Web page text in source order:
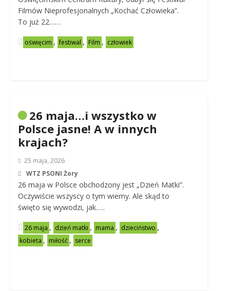
Filmów Nieprofesjonalnych „Kochać Człowieka”.
To już 22……
oświęcim , festiwal , Film , człowiek
26 maja…i wszystko w
Polsce jasne! A w innych
krajach?
25 maja, 2026
WTZ PSONI Żory
26 maja w Polsce obchodzony jest „Dzień Matki”.
Oczywiście wszyscy o tym wiemy. Ale skąd to
święto się wywodzi, jak…..
26 maja , dzień matki , mama , dzieciństwo ,
kobieta , miłość , serce